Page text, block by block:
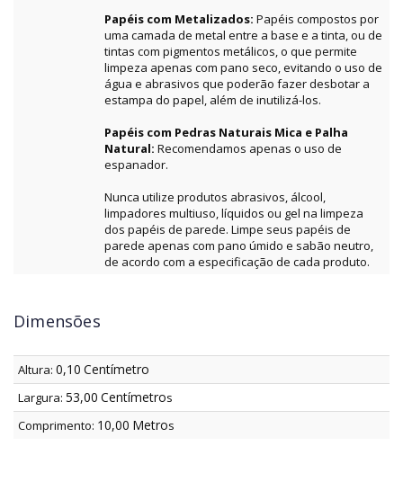
Papéis com Metalizados: Papéis compostos por
uma camada de metal entre a base e a tinta, ou de
tintas com pigmentos metálicos, o que permite
limpeza apenas com pano seco, evitando o uso de
água e abrasivos que poderão fazer desbotar a
estampa do papel, além de inutilizá-los.
Papéis com Pedras Naturais Mica e Palha
Natural: Recomendamos apenas o uso de
espanador.
Nunca utilize produtos abrasivos, álcool,
limpadores multiuso, líquidos ou gel na limpeza
dos papéis de parede. Limpe seus papéis de
parede apenas com pano úmido e sabão neutro,
de acordo com a especificação de cada produto.
Dimensões
Altura: 0,10 Centímetro
Largura: 53,00 Centímetros
Comprimento: 10,00 Metros